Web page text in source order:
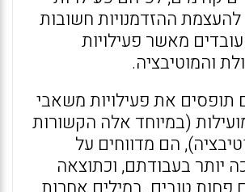
ההזדמנויות חשובות
עובדים מאשר פעילויות
והמוטיבציה.
תופסים את פעילויות משאבי
(במיוחד אלה הקשורות
הם מדווחים על
יותר בעבודתם, וכתוצאה